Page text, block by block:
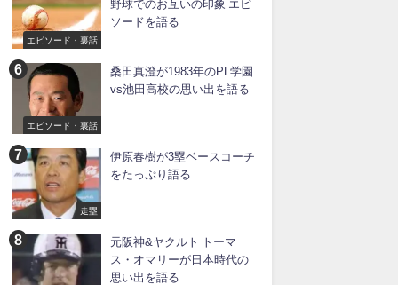
エピソード・裏話
野球でのお互いの印象 エピ
ソードを語る
エピソード・裏話
桑田真澄が1983年のPL学園
vs池田高校の思い出を語る
走塁
伊原春樹が3塁ベースコーチ
をたっぷり語る
元阪神&ヤクルト トーマ
ス・オマリーが日本時代の
思い出を語る